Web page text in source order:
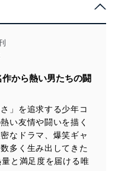
たうえで利用目的の
な手段によって取
当社が保有している
用、第三者への提
育を徹底してまいり
ために、適切な管理
国が定める指針及び
当社の管理の仕組み
から熱い男たちの闘
」を追求する少年コ
い友情や闘いを描く
なドラマ、爆笑ギャ
多く生み出してきた
と満足度を届ける唯